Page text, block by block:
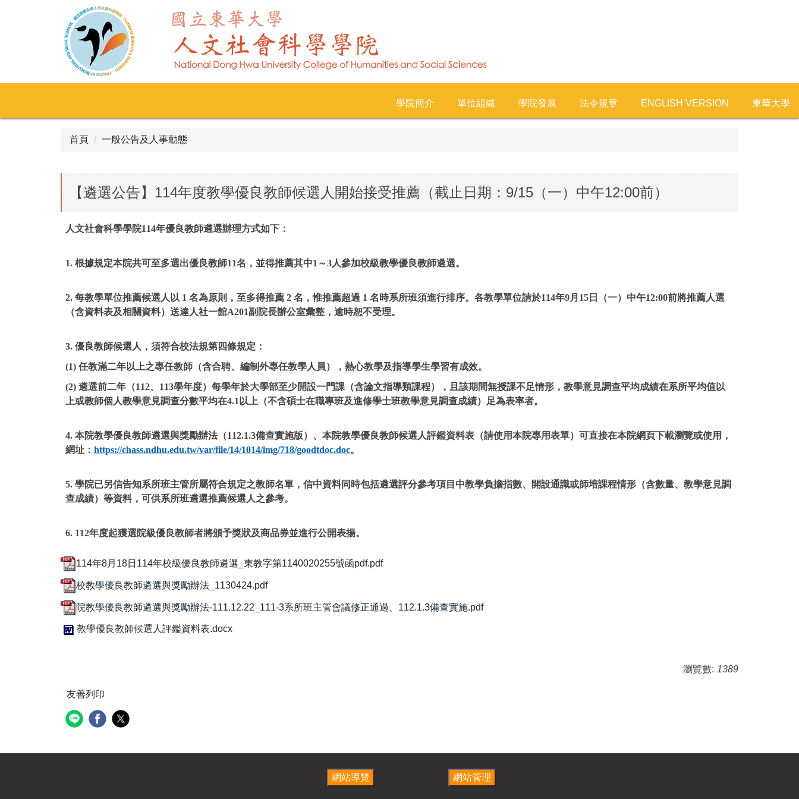
學院簡介
單位組織 學院發展 法令規章 ENGLISH VERSION 東華大學
首頁 一般公告及人事動態
【遴選公告】114年度教學優良教師候選人開始接受推薦（截止日期：9/15（一）中午12:00前）
人文社會科學學院114年優良教師遴選辦理方式如下：
1. 根據規定本院共可至多選出優良教師11名，並得推薦其中1～3人參加校級教學優良教師遴選。
2. 每教學單位推薦候選人以 1 名為原則，至多得推薦 2 名，惟推薦超過 1 名時系所班須進行排序。各教學單位請於114年9月15日（一）中午12:00前將推薦人選
（含資料表及相關資料）送達人社一館A201副院長辦公室彙整，逾時恕不受理。
3. 優良教師候選人，須符合校法規第四條規定：
(1) 任教滿二年以上之專任教師（含合聘、編制外專任教學人員），熱心教學及指導學生學習有成效。
(2) 遴選前二年（112、113學年度）每學年於大學部至少開設一門課（含論文指導類課程），且該期間無授課不足情形，教學意見調查平均成績在系所平均值以
上或教師個人教學意見調查分數平均在4.1以上（不含碩士在職專班及進修學士班教學意見調查成績）足為表率者。
4. 本院教學優良教師遴選與獎勵辦法（112.1.3備查實施版）、本院教學優良教師候選人評鑑資料表（請使用本院專用表單）可直接在本院網頁下載瀏覽或使用，
網址： https://chass.ndhu.edu.tw/var/file/14/1014/img/718/goodtdoc.doc。
5. 學院已另信告知系所班主管所屬符合規定之教師名單，信中資料同時包括遴選評分參考項目中教學負擔指數、開設通識或師培課程情形（含數量、教學意見調
查成績）等資料，可供系所班遴選推薦候選人之參考。
6. 112年度起獲選院級優良教師者將頒予獎狀及商品券並進行公開表揚。
114年8月18日114年校級優良教師遴選_東教字第1140020255號函pdf.pdf
校教學優良教師遴選與獎勵辦法_1130424.pdf
院教學優良教師遴選與獎勵辦法-111.12.22_111-3系所班主管會議修正通過、112.1.3備查實施.pdf
教學優良教師候選人評鑑資料表.docx
瀏覽數: 1389
友善列印